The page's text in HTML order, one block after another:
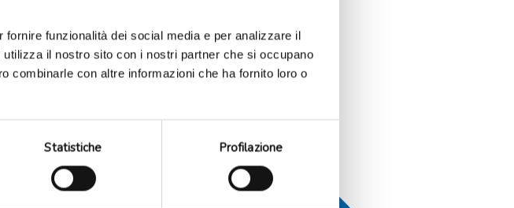
funzionalità dei social media e per analizzare il
il nostro sito con i nostri partner che si occupano
combinarle con altre informazioni che ha fornito loro o
Statistiche Profilazione